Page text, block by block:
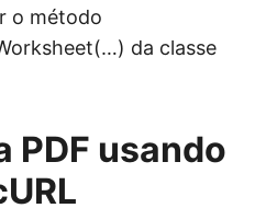
o método
da classe
PDF usando